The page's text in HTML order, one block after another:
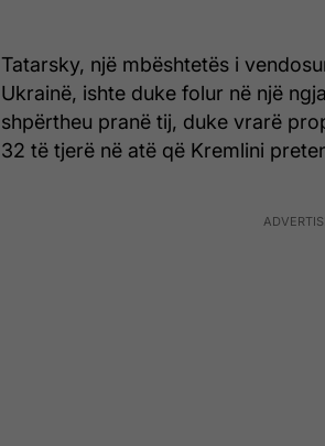
Tatarsky, një mbështetës i
Ukrainë, ishte duke folur në një
shpërtheu pranë tij, duke vrarë
32 të tjerë në atë që Kremlini